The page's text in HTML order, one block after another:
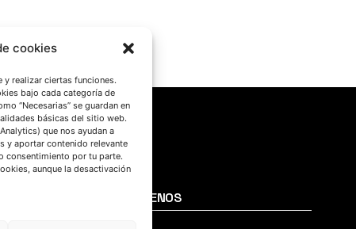
cookies
y realizar ciertas funciones.
bajo cada categoría de
“Necesarias” se guardan en
básicas del sitio web.
que nos ayudan a
y aportar contenido relevante
consentimiento por tu parte.
aunque la desactivación
SÍGUENOS